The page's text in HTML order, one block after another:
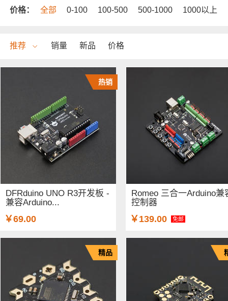
价格： 全部 0-100 100-500 500-1000 1000以上
推荐 销量 新品 价格
DFRduino UNO R3开发板 -
兼容Arduino...
￥69.00
热销
Romeo 三合一Arduino兼
控制器
￥139.00 免邮
精品